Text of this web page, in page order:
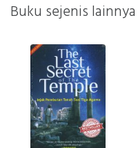
Buku sejenis lainnya